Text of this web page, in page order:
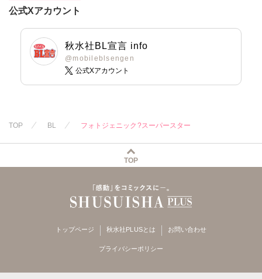
公式Xアカウント
秋水社BL宣言 info
@mobileblsengen
公式Xアカウント
TOP BL フォトジェニック?スーパースター
TOP
トップページ 秋水社PLUSとは お問い合わせ
プライバシーポリシー